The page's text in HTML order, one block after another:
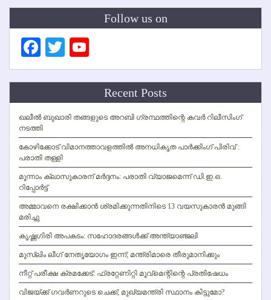
Follow us on
Facebook
Twitter
Channel
Recent Posts
ഖലീല്‍ ബുഖാരി തങ്ങളുടെ അറബി ഗ്രന്ഥത്തിന്റെ കവര്‍ റിലീസിംഗ്
നടത്തി
കോഴിക്കോട് വിമാനത്താവളത്തില്‍ അനധികൃത പാര്‍ക്കിംഗ് പിരിവ് :
പരാതി തള്ളി
മൂന്നാം ക്ലാസുകാരന് മര്‍ദ്ദനം: പരാതി വ്യാജമെന്ന് ഡി.ഇ.ഒ.
റിപ്പോര്‍ട്ട്
അമ്മാവനെ രക്ഷിക്കാന്‍ ശ്രമിക്കുന്നതിനിടെ 13 വയസുകാരന്‍ മുങ്ങി
മരിച്ചു
കൃഷ്ണഗിരി അപകടം: സഹോദരങ്ങള്‍ക്ക് അന്ത്യാഞ്ജലി
മുസ്ലിം ലീഗ് നേതൃയോഗം ഇന്ന്; മന്ത്രിമാരെ തീരുമാനിക്കും
നീറ്റ് പരീക്ഷ ക്രമക്കേട്: ഫ്രറ്റേണിറ്റി മൂവ്‌മെന്റിന്റെ പ്രതിഷേധം
വിജയ്ക്ക് ഗവര്‍ണറുടെ ചെക്ക്; മുഖ്യമന്ത്രി സ്ഥാനം കിട്ടുമോ?